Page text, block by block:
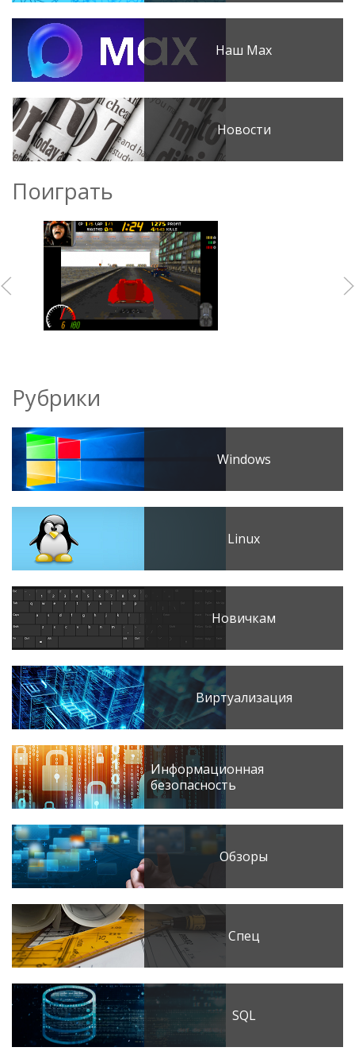
Наш Max
Новости
Поиграть
Рубрики
Windows
Linux
Новичкам
Виртуализация
Информационная
безопасность
Обзоры
Спец
SQL